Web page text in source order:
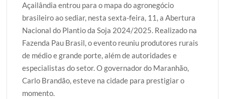
t
t
e
r
e
b
o
o
k
t
s
A
p
p
g
g
e
r
r
e
Açailândia entrou para o mapa do agronegócio
brasileiro ao sediar, nesta sexta-feira, 11, a Abertura
Nacional do Plantio da Soja 2024/2025. Realizado na
Fazenda Pau Brasil, o evento reuniu produtores rurais
de médio e grande porte, além de autoridades e
especialistas do setor. O governador do Maranhão,
Carlo Brandão, esteve na cidade para prestigiar o
momento.